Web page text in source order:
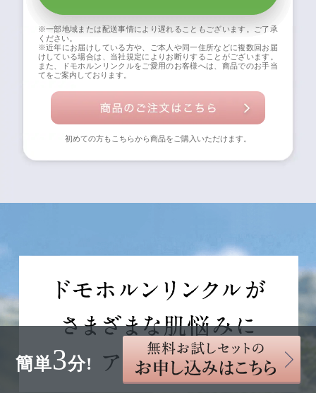
※一部地域または配送事情により遅れることもございます。ご了承
ください。
※近年にお届けしている方や、ご本人や同一住所などに複数回お届
けしている場合は、当社規定によりお断りすることがございます。
また、ドモホルンリンクルをご愛用のお客様へは、商品でのお手当
てをご案内しております。
初めての方もこちらから商品をご購入いただけます。
簡単3分!